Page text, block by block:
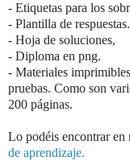
- Etiquetas para los
- Plantilla de respuestas.
- Hoja de soluciones,
- Diploma en png.
- Materiales
pruebas. Como son
200 páginas.
Lo podéis encontrar
de aprendizaje.